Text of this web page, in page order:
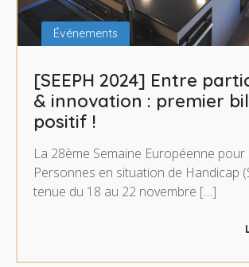
Événements
[SEEPH 2024] Entre
& innovation : premier
positif !
La 28ème Semaine Européenne pour
Personnes en situation de Handicap
tenue du 18 au 22 novembre […]